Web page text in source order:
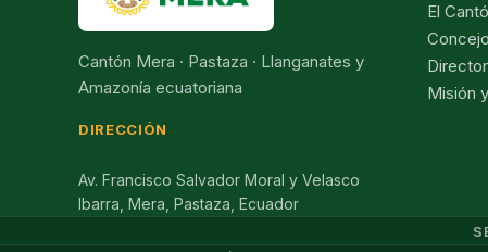
Cantón Mera · Pastaza · Llanganates y
Amazonía ecuatoriana
DIRECCIÓN
Av. Francisco Salvador Moral y Velasco
Ibarra, Mera, Pastaza, Ecuador
El
Misión